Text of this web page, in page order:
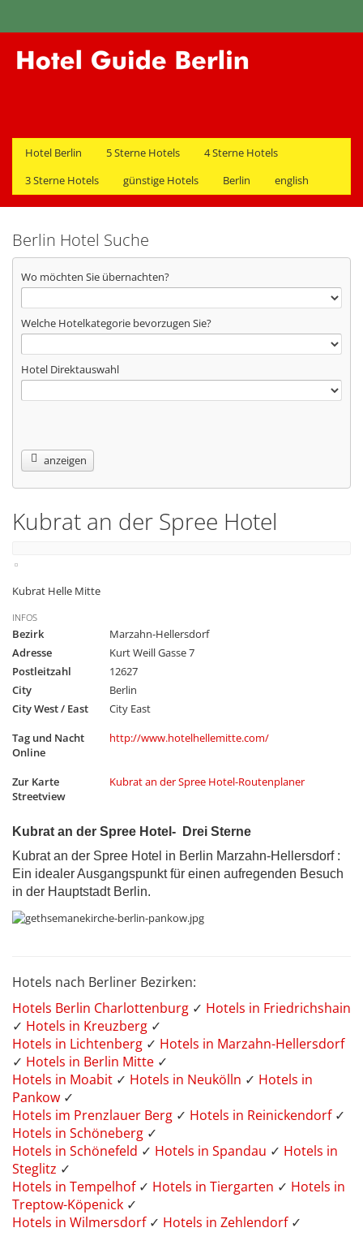
Hotel Berlin 5 Sterne Hotels
4 Sterne Hotels
3 Sterne Hotels
günstige Hotels Berlin english
Berlin Hotel Suche
Wo möchten Sie übernachten?
Welche Hotelkategorie bevorzugen Sie?
Hotel Direktauswahl
anzeigen
Kubrat an der Spree Hotel
Kubrat Helle Mitte
INFOS
Bezirk
Marzahn-Hellersdorf
Adresse
Kurt Weill Gasse 7
Postleitzahl
12627
City
Berlin
City West / East
City East
Tag und Nacht
Online
http://www.hotelhellemitte.com/
Zur Karte
Streetview
Kubrat an der Spree Hotel-Routenplaner
Kubrat an der Spree Hotel- Drei Sterne
Kubrat an der Spree Hotel in Berlin Marzahn-Hellersdorf :
Ein idealer Ausgangspunkt für einen aufregenden Besuch
in der Hauptstadt Berlin.
Hotels nach Berliner Bezirken:
Hotels Berlin Charlottenburg ✓ Hotels in Friedrichshain
✓ Hotels in Kreuzberg ✓
Hotels in Lichtenberg ✓ Hotels in Marzahn-Hellersdorf
✓ Hotels in Berlin Mitte ✓
Hotels in Moabit ✓ Hotels in Neukölln ✓ Hotels in
Pankow ✓
Hotels im Prenzlauer Berg ✓ Hotels in Reinickendorf ✓
Hotels in Schöneberg ✓
Hotels in Schönefeld ✓ Hotels in Spandau ✓ Hotels in
Steglitz ✓
Hotels in Tempelhof ✓ Hotels in Tiergarten ✓ Hotels in
Treptow-Köpenick ✓
Hotels in Wilmersdorf ✓ Hotels in Zehlendorf✓